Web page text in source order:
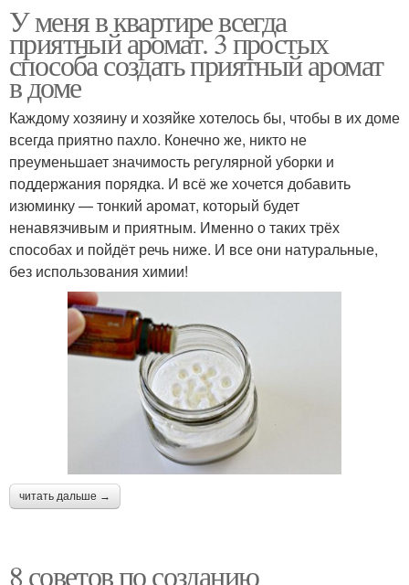
У меня в квартире всегда
приятный аромат. 3 простых
способа создать приятный аромат
в доме
Каждому хозяину и хозяйке хотелось бы, чтобы в их доме
всегда приятно пахло. Конечно же, никто не
преуменьшает значимость регулярной уборки и
поддержания порядка. И всё же хочется добавить
изюминку — тонкий аромат, который будет
ненавязчивым и приятным. Именно о таких трёх
способах и пойдёт речь ниже. И все они натуральные,
без использования химии!
читать дальше →
8 советов по созданию